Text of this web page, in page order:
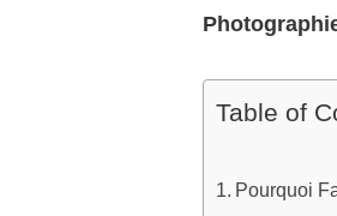
Table of
Pourquoi